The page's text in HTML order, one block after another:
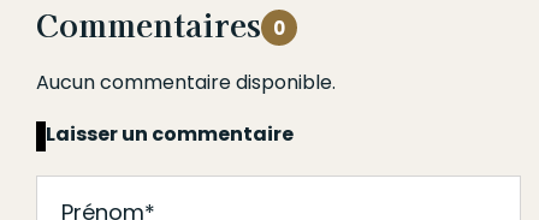
Commentaires 0
Aucun commentaire disponible.
Laisser un commentaire